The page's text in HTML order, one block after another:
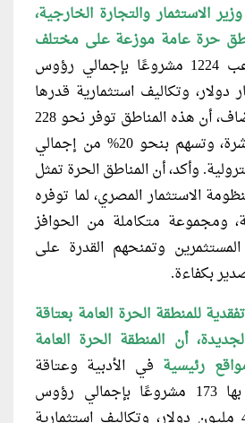
الاستثمار والتجارة الخارجية،
تضم 9 مناطق حرة عامة موزعة على مختلف
وتستوعب 1224 مشروعًا بإجمالي رؤوس
تبلغ 14.7 مليار دولار، وتكاليف استثمارية قدرها
38.7 مليار دولار. وأضاف، أن هذه المناطق توفر نحو 228
ألف فرصة عمل مباشرة، وتسهم بنحو 20% من إجمالي
وأكد، أن المناطق الحرة تمثل
الاستثمار المصري، لما توفره
ومجموعة متكاملة من الحوافز
المستثمرين وتمنحهم القدرة على
بكفاءة.
للمنطقة الحرة العامة بعتاقة
أن المنطقة الحرة العامة
في الأدبية وعتاقة
وبورتوفيق، ويعمل بها 173 مشروعًا بإجمالي رؤوس